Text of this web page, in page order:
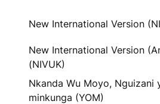
New International Version
New International Version
(NIVUK)
Nkanda Wu Moyo, Nguizani
minkunga (YOM)